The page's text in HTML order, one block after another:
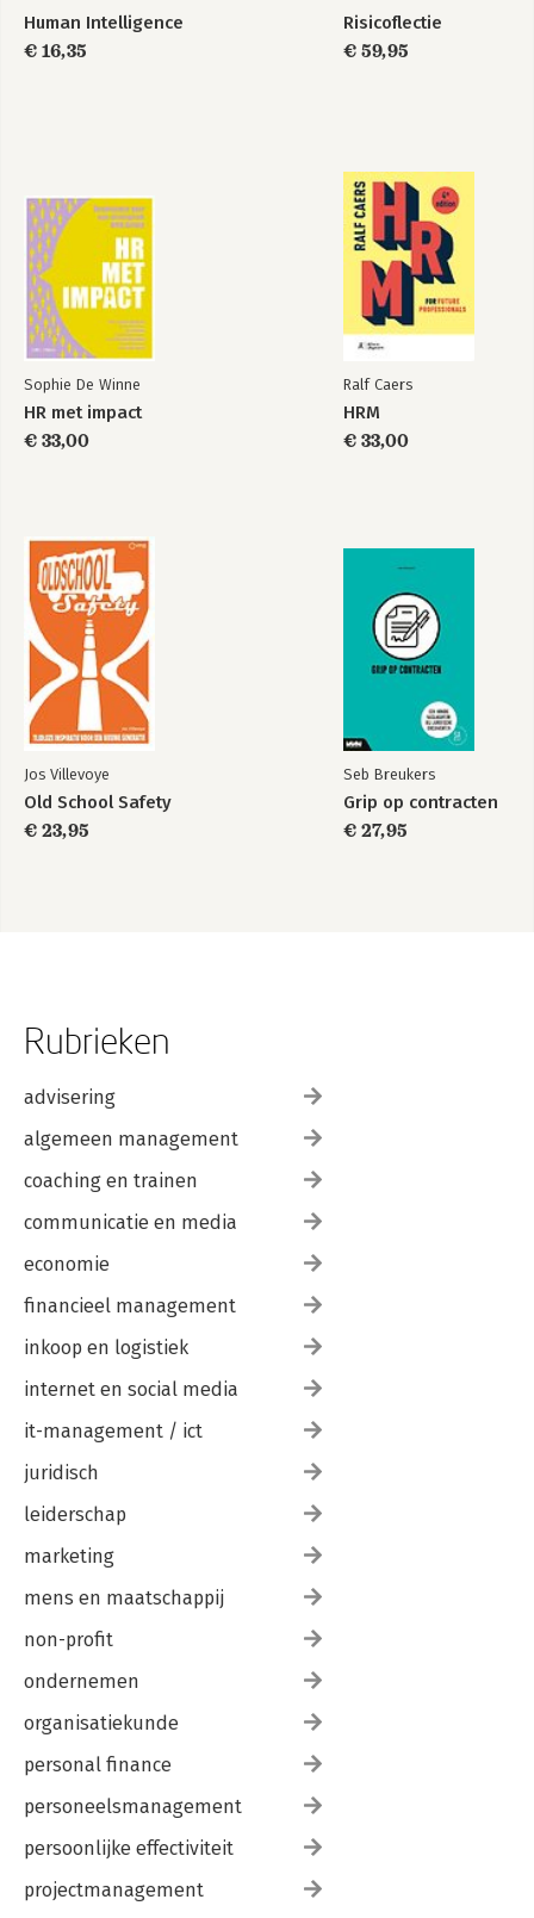
Human Intelligence
€ 16,35
Risicoflectie
€ 59,95
Sophie De Winne
HR met impact
€ 33,00
Ralf Caers
HRM
€ 33,00
Jos Villevoye
Old School Safety
€ 23,95
Seb Breukers
Grip op contracten
€ 27,95
Rubrieken
advisering
algemeen management
coaching en trainen
communicatie en media
economie
financieel management
inkoop en logistiek
internet en social media
it-management / ict
juridisch
leiderschap
marketing
mens en maatschappij
non-profit
ondernemen
organisatiekunde
personal finance
personeelsmanagement
persoonlijke effectiviteit
projectmanagement